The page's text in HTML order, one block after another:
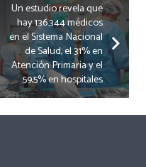
Un estudio revela que
hay 136.344 médicos
en el Sistema Nacional
de Salud, el 31% en
Atención Primaria y el
59,5% en hospitales